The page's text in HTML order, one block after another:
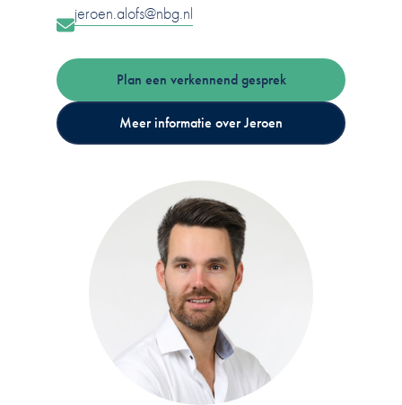
jeroen.alofs@nbg.nl
Plan een verkennend gesprek
Meer informatie over Jeroen